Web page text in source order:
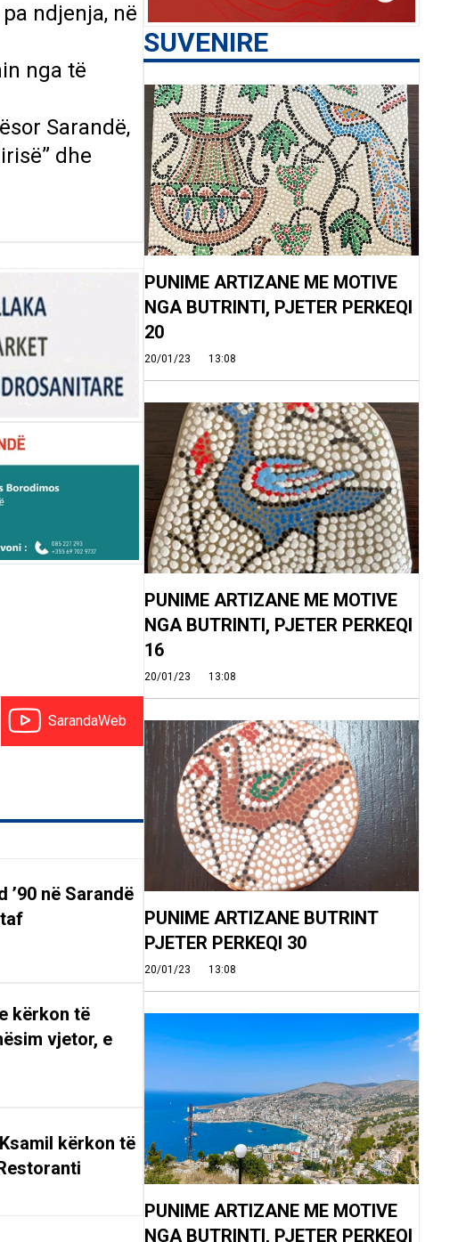
ndjenja, në
nga të
Sarandë,
dhe
SarandaWeb
’90 në Sarandë
kërkon të
vjetor, e
kërkon të
SUVENIRE
PUNIME ARTIZANE ME MOTIVE
NGA BUTRINTI, PJETER PERKEQI
20
20/01/23 13:08
PUNIME ARTIZANE ME MOTIVE
NGA BUTRINTI, PJETER PERKEQI
16
20/01/23 13:08
PUNIME ARTIZANE BUTRINT
PJETER PERKEQI 30
20/01/23 13:08
PUNIME ARTIZANE ME MOTIVE
NGA BUTRINTI, PJETER PERKEQI